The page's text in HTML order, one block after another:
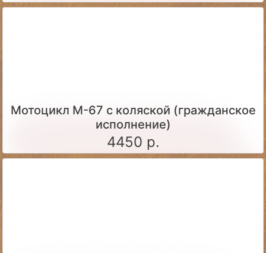
Мотоцикл М-67 с коляской (гражданское
исполнение)
4450 р.